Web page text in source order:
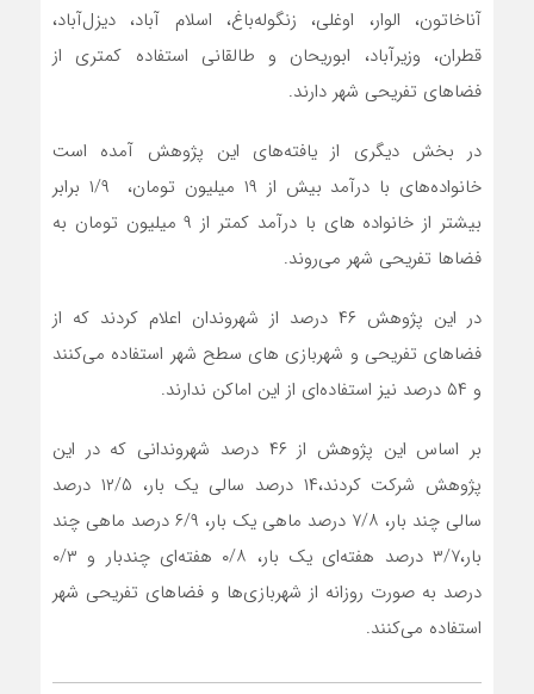
آناخاتون، الوار، اوغلی، زنگوله‌باغ، اسلام آباد، دیزل‌آباد،
قطران، وزیرآباد، ابوریحان و طالقانی استفاده کمتری از
فضاهای تفریحی شهر دارند.
در بخش دیگری از یافته‌های این پژوهش آمده است
خانواده‌های با درآمد بیش از ۱۹ میلیون تومان، ۱/۹ برابر
بیشتر از خانواده های با درآمد کمتر از ۹ میلیون تومان به
فضاها تفریحی شهر می‌روند.
در این پژوهش ۴۶ درصد از شهروندان اعلام کردند که از
فضاهای تفریحی و شهربازی های سطح شهر استفاده می‌کنند
و ۵۴ درصد نیز استفاده‌ای از این اماکن ندارند.
بر اساس این پژوهش از ۴۶ درصد شهروندانی که در این
پژوهش شرکت کردند،۱۴ درصد سالی یک بار، ۱۲/۵ درصد
سالی چند بار، ۷/۸ درصد ماهی یک بار، ۶/۹ درصد ماهی چند
بار،۳/۷ درصد هفته‌ای یک بار، ۰/۸ هفته‌ای چندبار و ۰/۳
درصد به صورت روزانه از شهربازی‌ها و فضاهای تفریحی شهر
استفاده می‌کنند.